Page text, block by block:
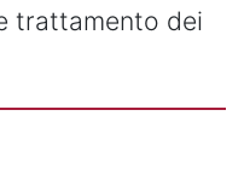
trattamento dei